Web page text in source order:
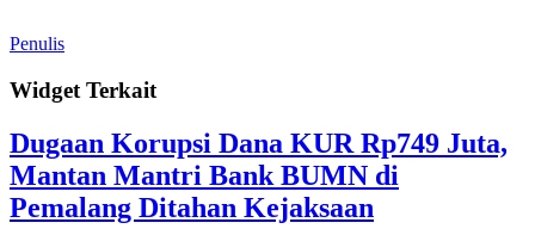
Penulis
Widget Terkait
Dugaan Korupsi Dana KUR Rp749 Juta,
Mantan Mantri Bank BUMN di
Pemalang Ditahan Kejaksaan